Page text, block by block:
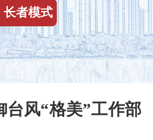
长者模式
台风“格美”工作部